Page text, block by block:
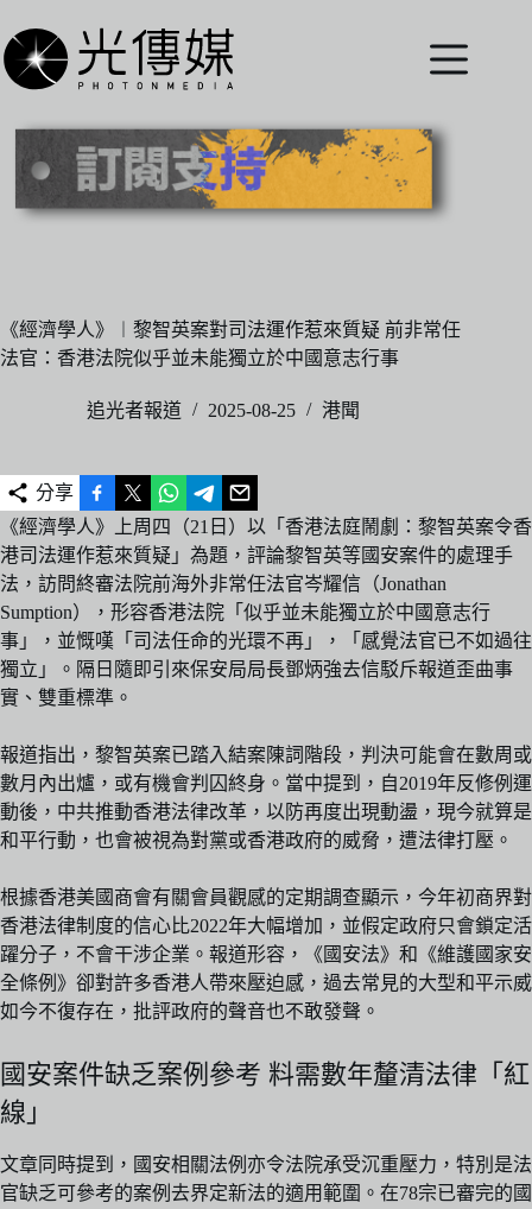
至
主
內
《經濟學人》︱黎智英案對司法運作惹來質疑 前非常任
法官：香港法院似乎並未能獨立於中國意志行事
追光者報道 2025-08-25 港聞
分享
《經濟學人》上周四（21日）以「香港法庭鬧劇：黎智英案令香
港司法運作惹來質疑」為題，評論黎智英等國安案件的處理手
法，訪問終審法院前海外非常任法官岑耀信（Jonathan
Sumption），形容香港法院「似乎並未能獨立於中國意志行
事」，並慨嘆「司法任命的光環不再」，「感覺法官已不如過往
獨立」。隔日隨即引來保安局局長鄧炳強去信駁斥報道歪曲事
實、雙重標準。
報道指出，黎智英案已踏入結案陳詞階段，判決可能會在數周或
數月內出爐，或有機會判囚終身。當中提到，自2019年反修例運
動後，中共推動香港法律改革，以防再度出現動盪，現今就算是
和平行動，也會被視為對黨或香港政府的威脅，遭法律打壓。
根據香港美國商會有關會員觀感的定期調查顯示，今年初商界對
香港法律制度的信心比2022年大幅增加，並假定政府只會鎖定活
躍分子，不會干涉企業。報道形容，《國安法》和《維護國家安
全條例》卻對許多香港人帶來壓迫感，過去常見的大型和平示威
如今不復存在，批評政府的聲音也不敢發聲。
國安案件缺乏案例參考 料需數年釐清法律「紅
線」
文章同時提到，國安相關法例亦令法院承受沉重壓力，特別是法
官缺乏可參考的案例去界定新法的適用範圍。在78宗已審完的國